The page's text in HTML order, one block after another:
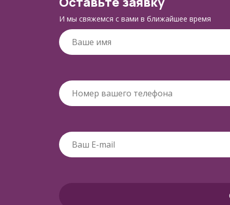
И мы свяжемся с вами в ближайшее время